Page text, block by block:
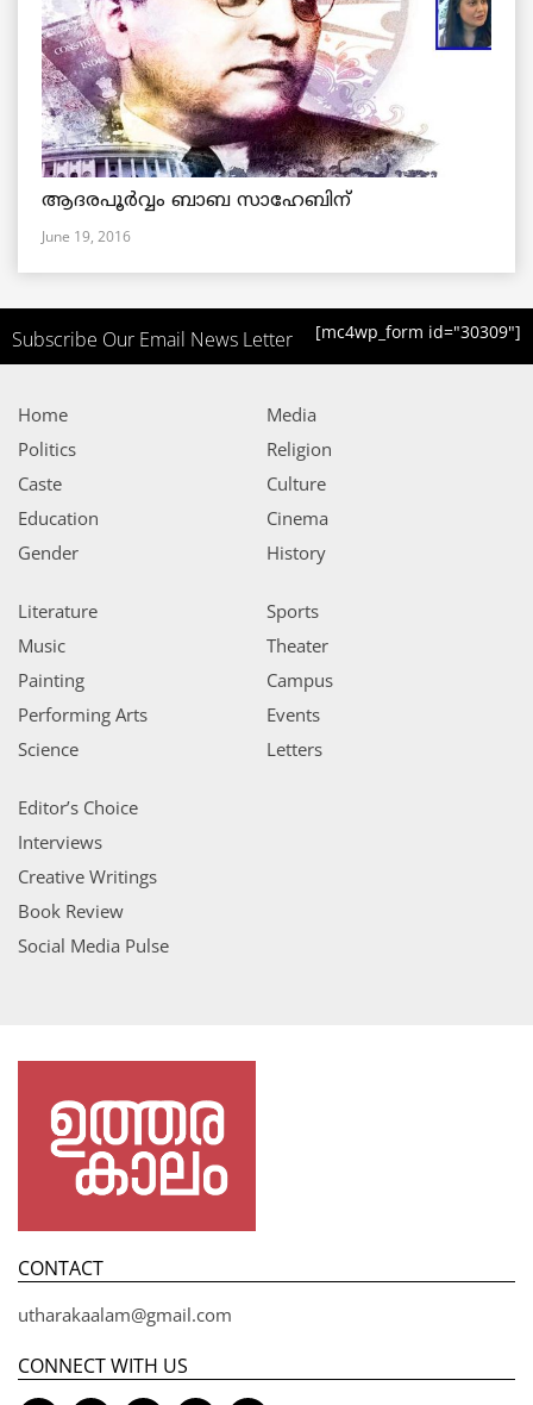
ആദരപൂര്‍വ്വം ബാബ സാഹേബിന്
June 19, 2016
Subscribe Our Email News Letter [mc4wp_form id="30309"]
Home
Politics
Caste
Education
Gender
Media
Religion
Culture
Cinema
History
Literature
Music
Painting
Performing Arts
Science
Sports
Theater
Campus
Events
Letters
Editor’s Choice
Interviews
Creative Writings
Book Review
Social Media Pulse
CONTACT
utharakaalam@gmail.com
CONNECT WITH US